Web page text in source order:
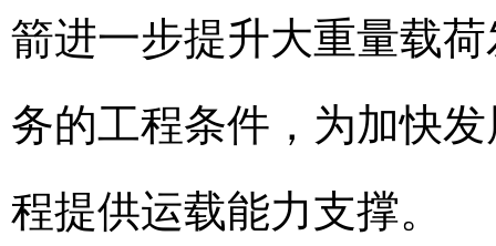
箭进一步提升大重量载
务的工程条件，为加快
程提供运载能力支撑。